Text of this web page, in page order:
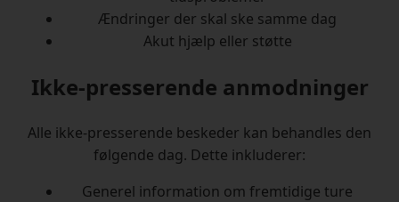
Ændringer der skal ske samme dag
Akut hjælp eller støtte
Ikke-presserende anmodninger
Alle ikke-presserende beskeder kan behandles den
følgende dag. Dette inkluderer:
Generel information om fremtidige ture